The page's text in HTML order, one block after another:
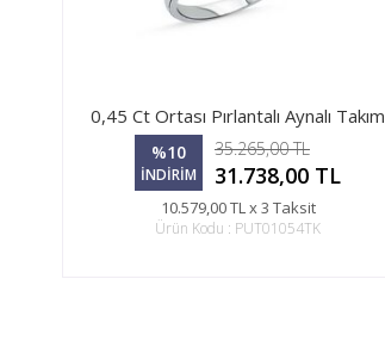
0,45 Ct Ortası Pırlantalı Aynalı Takım
%10
İNDİRİM
35.265,00 TL
31.738,00 TL
10.579,00 TL x 3 Taksit
Ürün Kodu : PUT01054TK